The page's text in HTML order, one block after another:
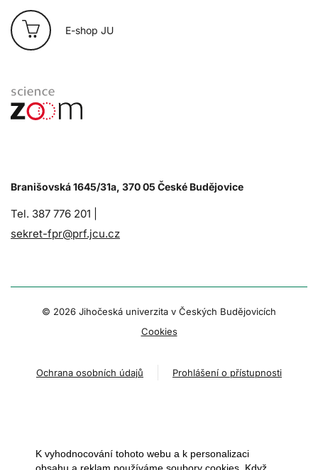
E-shop JU
Branišovská 1645/31a, 370 05 České Budějovice
Tel. 387 776 201 |
sekret-fpr@prf.jcu.cz
© 2026 Jihočeská univerzita v Českých Budějovicích
Cookies
Ochrana osobních údajů Prohlášení o přístupnosti
K vyhodnocování tohoto webu a k personalizaci